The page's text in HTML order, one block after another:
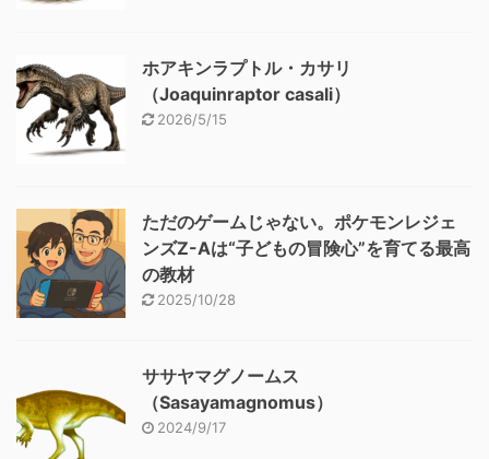
ホアキンラプトル・カサリ
（Joaquinraptor casali）
2026/5/15
ただのゲームじゃない。ポケモンレジェ
ンズZ-Aは“子どもの冒険心”を育てる最高
の教材
2025/10/28
ササヤマグノームス
（Sasayamagnomus）
2024/9/17